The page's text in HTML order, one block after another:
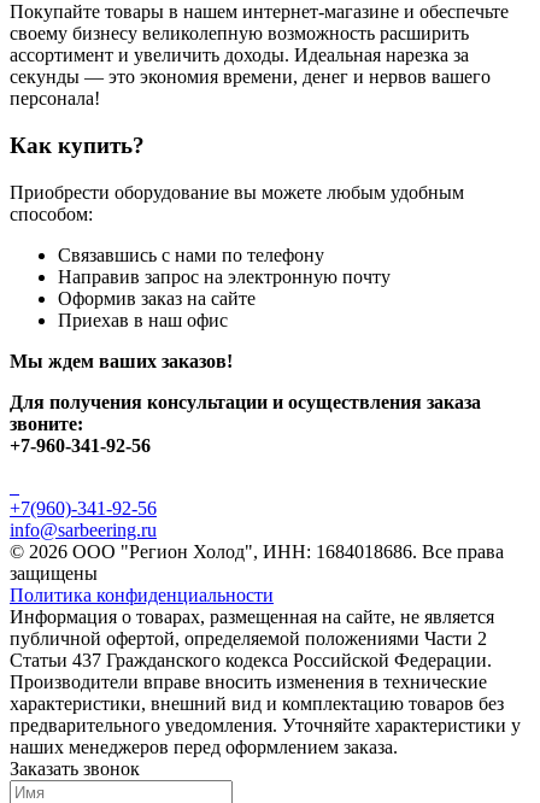
Покупайте товары в нашем интернет-магазине и обеспечьте
своему бизнесу великолепную возможность расширить
ассортимент и увеличить доходы. Идеальная нарезка за
секунды — это экономия времени, денег и нервов вашего
персонала!
Как купить?
Приобрести оборудование вы можете любым удобным
способом:
Связавшись с нами по телефону
Направив запрос на электронную почту
Оформив заказ на сайте
Приехав в наш офис
Мы ждем ваших заказов!
Для получения консультации и осуществления заказа
звоните:
+7-960-341-92-56
+7(960)-341-92-56
info@sarbeering.ru
© 2026 ООО "Регион Холод", ИНН: 1684018686. Все права
защищены
Политика конфиденциальности
Информация о товарах, размещенная на сайте, не является
публичной офертой, определяемой положениями Части 2
Статьи 437 Гражданского кодекса Российской Федерации.
Производители вправе вносить изменения в технические
характеристики, внешний вид и комплектацию товаров без
предварительного уведомления. Уточняйте характеристики у
наших менеджеров перед оформлением заказа.
Заказать звонок